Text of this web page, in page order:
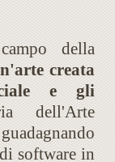
della
creata
e gli
dell'Arte
software in